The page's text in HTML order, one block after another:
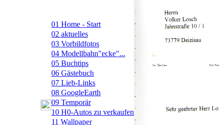
01 Home - Start
02 aktuelles
03 Vorbildfotos
04 Modellbahn"ecke"...
05 Buchtips
06 Gästebuch
07 Lieb-Links
08 GoogleEarth
09 Temporär
10 H0-Autos zu verkaufen
11 Wallpaper